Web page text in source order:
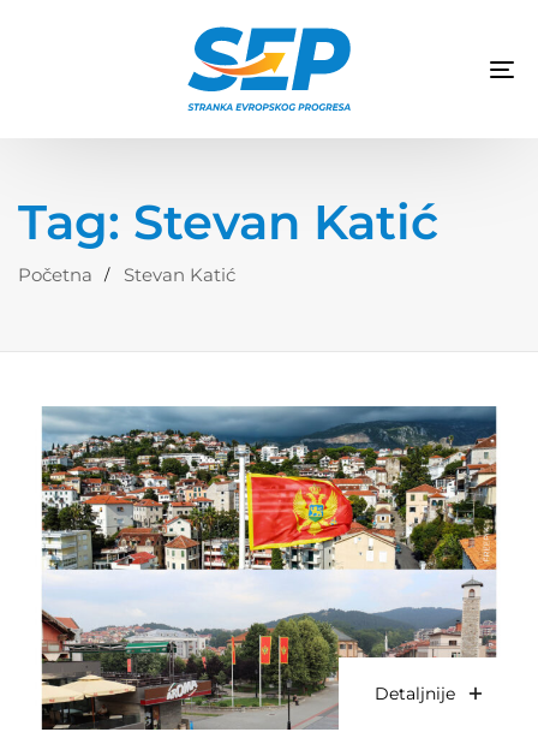
Tag: Stevan Katić
Početna Stevan Katić
Detaljnije